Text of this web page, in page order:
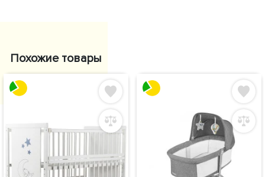
Похожие товары